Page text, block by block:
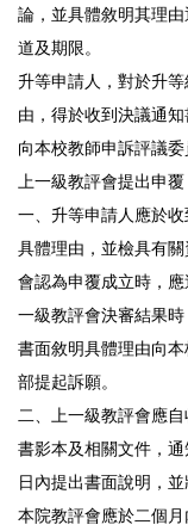
論，並具體敘明其理
道及期限。
升等申請人，對於升
由，得於收到決議通
向本校教師申訴評議
上一級教評會提出申
一、升等申請人應於
具體理由，並檢具有
會認為申覆成立時，
一級教評會決審結果
書面敘明具體理由向
部提起訴願。
二、上一級教評會應
書影本及相關文件，
日內提出書面說明，
本院教評會應於二個